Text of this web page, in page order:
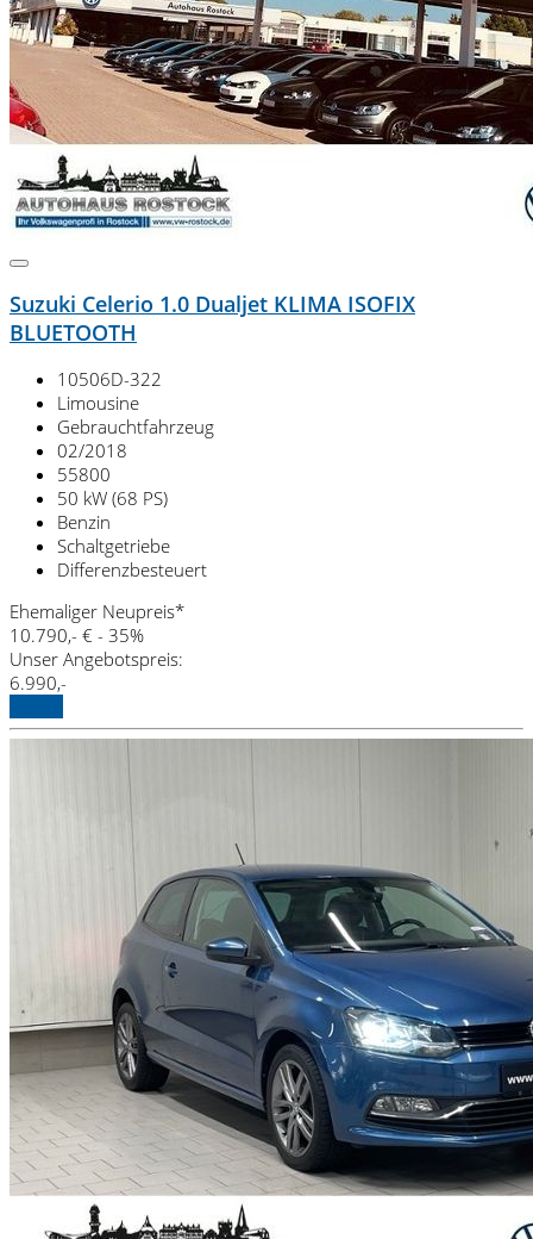
Suzuki Celerio 1.0 Dualjet KLIMA ISOFIX
BLUETOOTH
10506D-322
Limousine
Gebrauchtfahrzeug
02/2018
55800
50 kW (68 PS)
Benzin
Schaltgetriebe
Differenzbesteuert
Ehemaliger Neupreis*
10.790,- € - 35%
Unser Angebotspreis:
6.990,-